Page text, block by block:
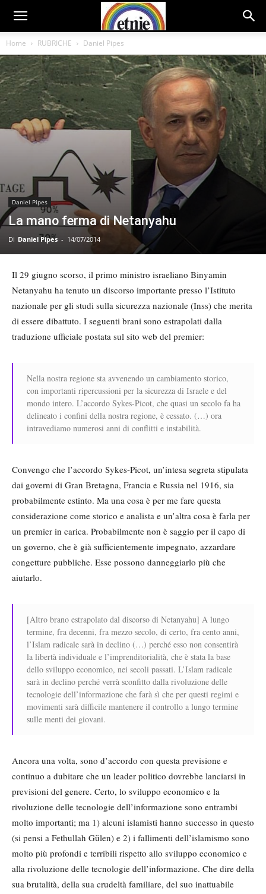
Home RUBRICHE Daniel Pipes
Daniel Pipes
La mano ferma di Netanyahu
Di Daniel Pipes - 14/07/2014
Il 29 giugno scorso, il primo ministro israeliano Binyamin
Netanyahu ha tenuto un discorso importante presso l’Istituto
nazionale per gli studi sulla sicurezza nazionale (Inss) che merita
di essere dibattuto. I seguenti brani sono estrapolati dalla
traduzione ufficiale postata sul sito web del premier:
Nella nostra regione sta avvenendo un cambiamento storico,
con importanti ripercussioni per la sicurezza di Israele e del
mondo intero. L’accordo Sykes-Picot, che quasi un secolo fa ha
delineato i confini della nostra regione, è cessato. (…) ora
intravediamo numerosi anni di conflitti e instabilità.
Convengo che l’accordo Sykes-Picot, un’intesa segreta stipulata
dai governi di Gran Bretagna, Francia e Russia nel 1916, sia
probabilmente estinto. Ma una cosa è per me fare questa
considerazione come storico e analista e un’altra cosa è farla per
un premier in carica. Probabilmente non è saggio per il capo di
un governo, che è già sufficientemente impegnato, azzardare
congetture pubbliche. Esse possono danneggiarlo più che
aiutarlo.
[Altro brano estrapolato dal discorso di Netanyahu] A lungo
termine, fra decenni, fra mezzo secolo, di certo, fra cento anni,
l’Islam radicale sarà in declino (…) perché esso non consentirà
la libertà individuale e l’imprenditorialità, che è stata la base
dello sviluppo economico, nei secoli passati. L’Islam radicale
sarà in declino perché verrà sconfitto dalla rivoluzione delle
tecnologie dell’informazione che farà sì che per questi regimi e
movimenti sarà difficile mantenere il controllo a lungo termine
sulle menti dei giovani.
Ancora una volta, sono d’accordo con questa previsione e
continuo a dubitare che un leader politico dovrebbe lanciarsi in
previsioni del genere. Certo, lo sviluppo economico e la
rivoluzione delle tecnologie dell’informazione sono entrambi
molto importanti; ma 1) alcuni islamisti hanno successo in questo
(si pensi a Fethullah Gülen) e 2) i fallimenti dell’islamismo sono
molto più profondi e terribili rispetto allo sviluppo economico e
alla rivoluzione delle tecnologie dell’informazione. Che dire della
sua brutalità, della sua crudeltà familiare, del suo inattuabile